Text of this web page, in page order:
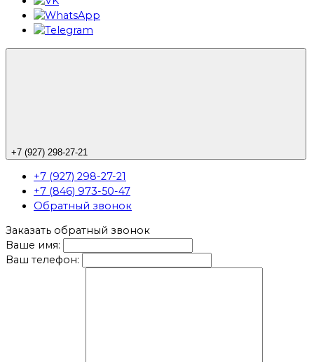
+7 (927) 298-27-21
+7 (927) 298-27-21
+7 (846) 973-50-47
Обратный звонок
Заказать обратный звонок
Ваше имя:
Ваш телефон: